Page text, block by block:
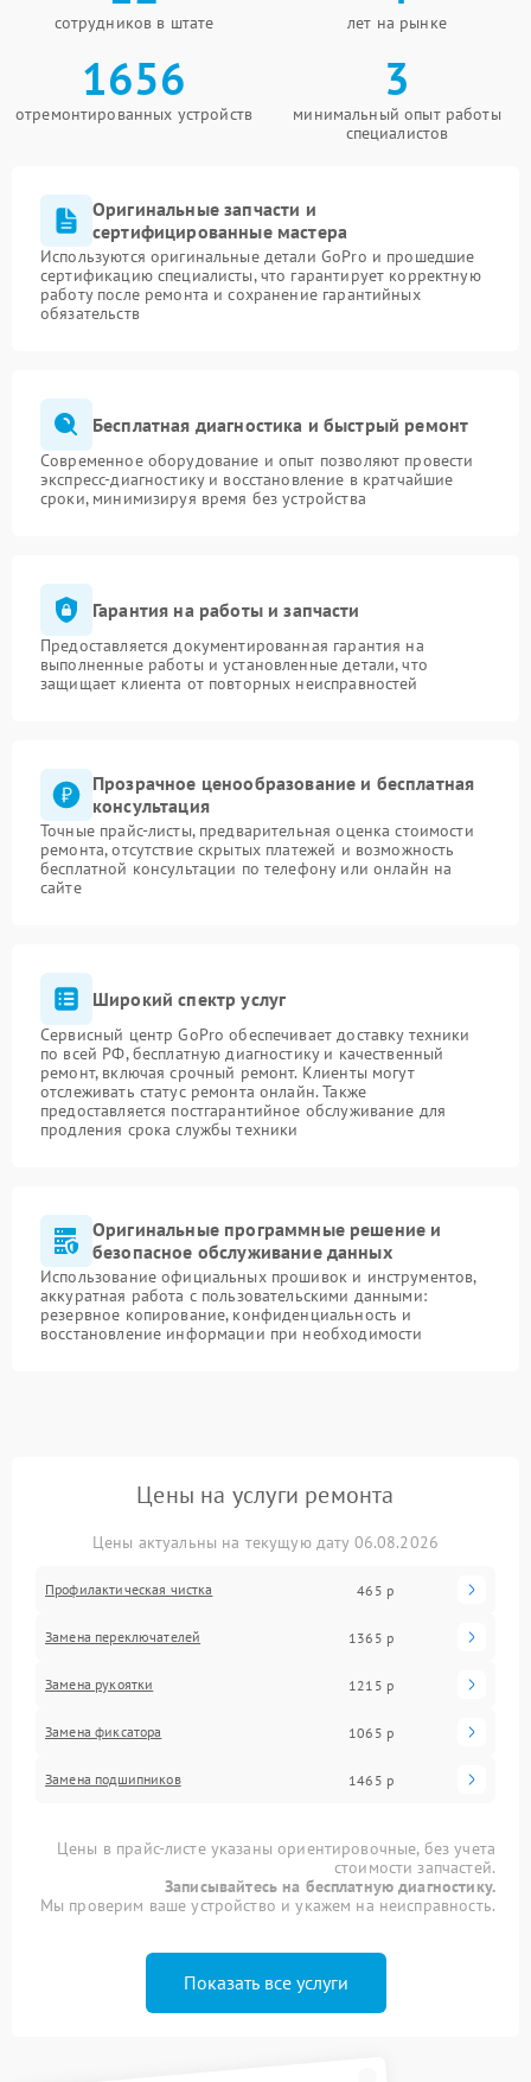
сотрудников в штате лет на рынке
1656
отремонтированных устройств
3
минимальный опыт работы
специалистов
Оригинальные запчасти и
сертифицированные мастера
Используются оригинальные детали GoPro и прошедшие
сертификацию специалисты, что гарантирует корректную
работу после ремонта и сохранение гарантийных
обязательств
Бесплатная диагностика и быстрый ремонт
Современное оборудование и опыт позволяют провести
экспресс-диагностику и восстановление в кратчайшие
сроки, минимизируя время без устройства
Гарантия на работы и запчасти
Предоставляется документированная гарантия на
выполненные работы и установленные детали, что
защищает клиента от повторных неисправностей
Прозрачное ценообразование и бесплатная
консультация
Точные прайс-листы, предварительная оценка стоимости
ремонта, отсутствие скрытых платежей и возможность
бесплатной консультации по телефону или онлайн на
сайте
Широкий спектр услуг
Сервисный центр GoPro обеспечивает доставку техники
по всей РФ, бесплатную диагностику и качественный
ремонт, включая срочный ремонт. Клиенты могут
отслеживать статус ремонта онлайн. Также
предоставляется постгарантийное обслуживание для
продления срока службы техники
Оригинальные программные решение и
безопасное обслуживание данных
Использование официальных прошивок и инструментов,
аккуратная работа с пользовательскими данными:
резервное копирование, конфиденциальность и
восстановление информации при необходимости
Цены на услуги ремонта
Цены актуальны на текущую дату 06.08.2026
Профилактическая чистка 465 р
Замена переключателей 1365 р
Замена рукоятки 1215 р
Замена фиксатора 1065 р
Замена подшипников 1465 р
Цены в прайс-листе указаны ориентировочные, без учета
стоимости запчастей.
Записывайтесь на бесплатную диагностику.
Мы проверим ваше устройство и укажем на неисправность.
Показать все услуги